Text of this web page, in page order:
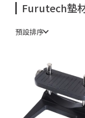
Furutech墊
預設排序